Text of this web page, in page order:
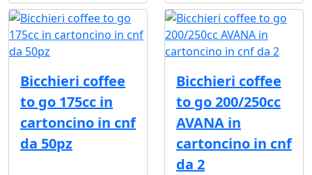
Bicchieri coffee
to go 175cc in
cartoncino in cnf
da 50pz
Bicchieri coffee
to go 200/250cc
AVANA in
cartoncino in cnf
da 2